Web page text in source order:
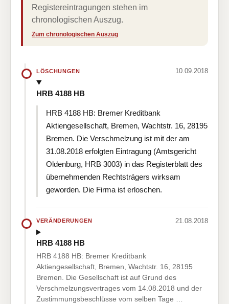
Registereintragungen stehen im
chronologischen Auszug.
Zum chronologischen Auszug
LÖSCHUNGEN 10.09.2018
HRB 4188 HB
HRB 4188 HB: Bremer Kreditbank
Aktiengesellschaft, Bremen, Wachtstr. 16, 28195
Bremen. Die Verschmelzung ist mit der am
31.08.2018 erfolgten Eintragung (Amtsgericht
Oldenburg, HRB 3003) in das Registerblatt des
übernehmenden Rechtsträgers wirksam
geworden. Die Firma ist erloschen.
VERÄNDERUNGEN 21.08.2018
HRB 4188 HB
HRB 4188 HB: Bremer Kreditbank
Aktiengesellschaft, Bremen, Wachtstr. 16, 28195
Bremen. Die Gesellschaft ist auf Grund des
Verschmelzungsvertrages vom 14.08.2018 und der
Zustimmungsbeschlüsse vom selben Tage …